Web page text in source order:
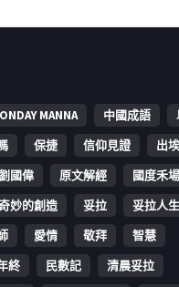
MANNA 中國成語
保捷 信仰見證
出
國偉 原文解經
國度禾
妙的創造 妥拉 妥拉人生
愛情 敬拜
智慧
終 民數記
清晨妥拉